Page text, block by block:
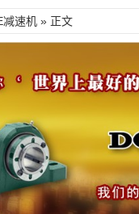
减速机 » 正文